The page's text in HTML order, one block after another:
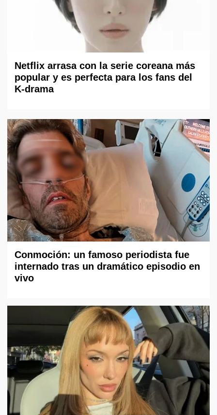
Netflix arrasa con la serie coreana más
popular y es perfecta para los fans del
K-drama
Conmoción: un famoso periodista fue
internado tras un dramático episodio en
vivo